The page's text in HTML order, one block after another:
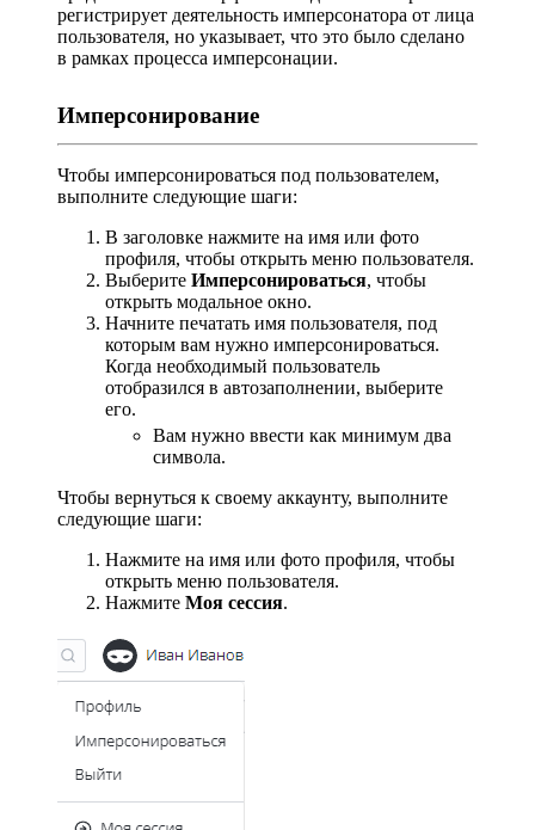
регистрирует деятельность имперсонатора от лица
пользователя, но указывает, что это было сделано
в рамках процесса имперсонации.
Имперсонирование
Чтобы имперсонироваться под пользователем,
выполните следующие шаги:
В заголовке нажмите на имя или фото
профиля, чтобы открыть меню пользователя.
Выберите Имперсонироваться, чтобы
открыть модальное окно.
Начните печатать имя пользователя, под
которым вам нужно имперсонироваться.
Когда необходимый пользователь
отобразился в автозаполнении, выберите
его.
Вам нужно ввести как минимум два
символа.
Чтобы вернуться к своему аккаунту, выполните
следующие шаги:
Нажмите на имя или фото профиля, чтобы
открыть меню пользователя.
Нажмите Моя сессия.